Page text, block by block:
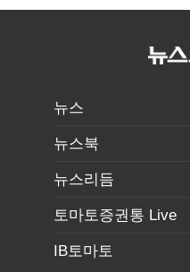
사업이 실적 견인 전년보
뉴스
뉴스북
뉴스리듬
토마토증권통 Live
IB토마토